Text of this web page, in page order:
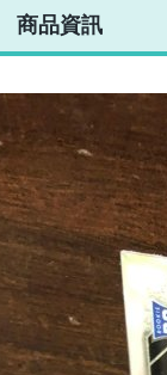
商品資訊